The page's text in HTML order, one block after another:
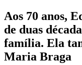
Aos 70 anos,
de duas
família. Ela
Maria Braga